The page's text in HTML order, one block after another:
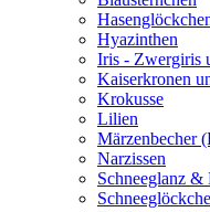
Hyazinthen
Iris - Zwergiris
Kaiserkronen
Krokusse
Lilien
Märzenbecher
Narzissen
Schneeglanz &